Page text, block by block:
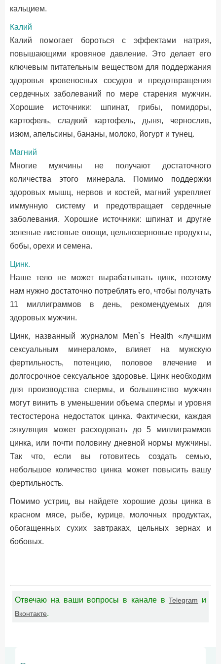
кальцием.
Калий
Калий помогает бороться с эффектами натрия,
повышающими кровяное давление. Это делает его
ключевым питательным веществом для поддержания
здоровья кровеносных сосудов и предотвращения
сердечных заболеваний по мере старения мужчин.
Хорошие источники: шпинат, грибы, помидоры,
картофель, сладкий картофель, дыня, чернослив,
изюм, апельсины, бананы, молоко, йогурт и тунец.
Магний
Многие мужчины не получают достаточного
количества этого минерала. Помимо поддержки
здоровых мышц, нервов и костей, магний укрепляет
иммунную систему и предотвращает сердечные
заболевания. Хорошие источники: шпинат и другие
зеленые листовые овощи, цельнозерновые продукты,
бобы, орехи и семена.
Цинк.
Наше тело не может вырабатывать цинк, поэтому
нам нужно достаточно потреблять его, чтобы получать
11 миллиграммов в день, рекомендуемых для
здоровых мужчин.
Цинк, названный журналом Men`s Health «лучшим
сексуальным минералом», влияет на мужскую
фертильность, потенцию, половое влечение и
долгосрочное сексуальное здоровье. Цинк необходим
для производства спермы, и большинство мужчин
могут винить в уменьшении объема спермы и уровня
тестостерона недостаток цинка. Фактически, каждая
эякуляция может расходовать до 5 миллиграммов
цинка, или почти половину дневной нормы мужчины.
Так что, если вы готовитесь создать семью,
небольшое количество цинка может повысить вашу
фертильность.
Помимо устриц, вы найдете хорошие дозы цинка в
красном мясе, рыбе, курице, молочных продуктах,
обогащенных сухих завтраках, цельных зернах и
бобовых.
Отвечаю на ваши вопросы в канале вTelegram и
Вконтакте.